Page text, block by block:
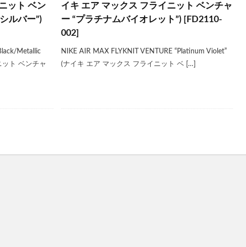
ット ベン
ルバー”)
Metallic
ト ベンチャ
イキ エア マックス フライニット ベンチャ
ー “プラチナムバイオレット”) [FD2110-
002]
NIKE AIR MAX FLYKNIT VENTURE “Platinum Violet”
(ナイキ エア マックス フライニット ベ […]